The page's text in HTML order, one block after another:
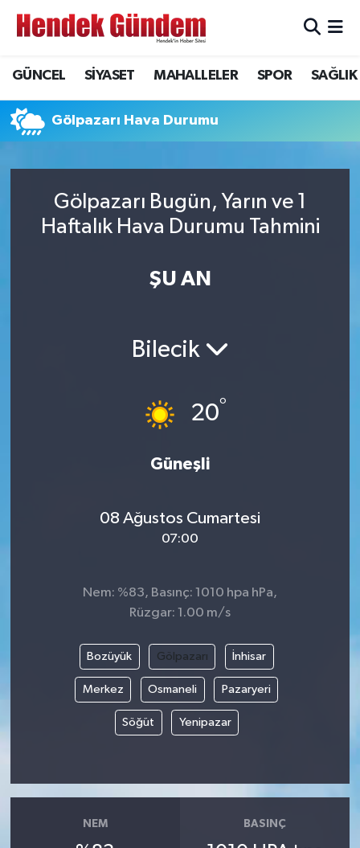
GÜNCEL SİYASET MAHALLELER SPOR SAĞLIK
Gölpazarı Hava Durumu
Gölpazarı Bugün, Yarın ve 1
Haftalık Hava Durumu Tahmini
ŞU AN
Bilecik
20°
Güneşli
08 Ağustos Cumartesi
07:00
Nem: %83, Basınç: 1010 hpa hPa,
Rüzgar: 1.00 m/s
Bozüyük Gölpazarı İnhisar
Merkez Osmaneli Pazaryeri
Söğüt Yenipazar
NEM BASINÇ
Sakarya Hava Durumu
Sakarya Namaz Vakitleri
Süper Lig Puan Durumu ve Fikstür